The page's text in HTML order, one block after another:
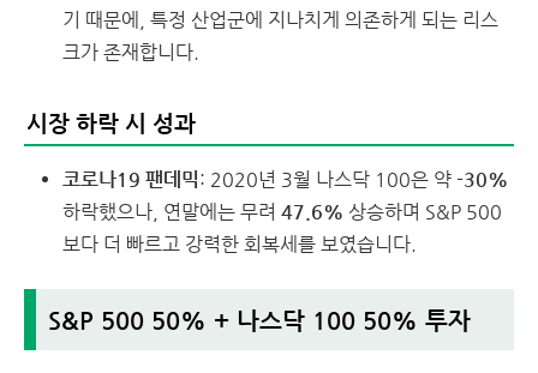
기 때문에, 특정 산업군에 지나치게 의존하게 되는 리스
크가 존재합니다.
시장 하락 시 성과
코로나19 팬데믹: 2020년 3월 나스닥 100은 약 -30%
하락했으나, 연말에는 무려 47.6% 상승하며 S&P 500
보다 더 빠르고 강력한 회복세를 보였습니다.
S&P 500 50% + 나스닥 100 50% 투자